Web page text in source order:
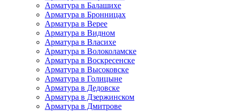
Арматура в Балашихе
Арматура в Бронницах
Арматура в Верее
Арматура в Видном
Арматура в Власихе
Арматура в Волоколамске
Арматура в Воскресенске
Арматура в Высоковске
Арматура в Голицыне
Арматура в Дедовске
Арматура в Дзержинском
Арматура в Дмитрове